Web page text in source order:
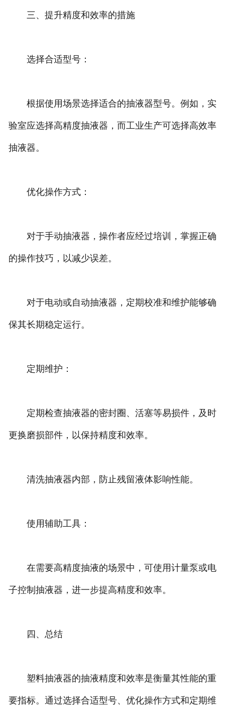
三、提升精度和效率的措施
选择合适型号：
根据使用场景选择适合的抽液器型号。例如，实
验室应选择高精度抽液器，而工业生产可选择高效率
抽液器。
优化操作方式：
对于手动抽液器，操作者应经过培训，掌握正确
的操作技巧，以减少误差。
对于电动或自动抽液器，定期校准和维护能够确
保其长期稳定运行。
定期维护：
定期检查抽液器的密封圈、活塞等易损件，及时
更换磨损部件，以保持精度和效率。
清洗抽液器内部，防止残留液体影响性能。
使用辅助工具：
在需要高精度抽液的场景中，可使用计量泵或电
子控制抽液器，进一步提高精度和效率。
四、总结
塑料抽液器的抽液精度和效率是衡量其性能的重
要指标。通过选择合适型号、优化操作方式和定期维